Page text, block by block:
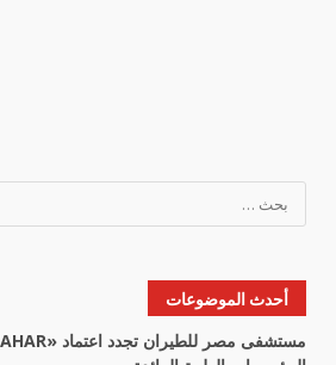
عن:
أحدث الموضوعات